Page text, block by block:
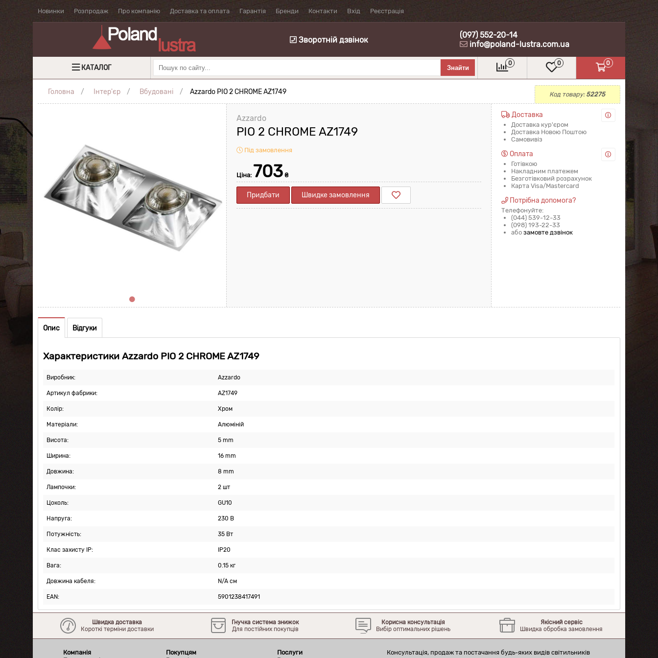
Новинки Розпродаж Про компанію Доставка та оплата Гарантія Бренди Контакти Вхід Реєстрація
Зворотній дзвінок
(097) 552-20-14
info@poland-lustra.com.ua
КАТАЛОГ
0 0 0
Головна Інтер'єр Вбудовані Azzardo PIO 2 CHROME AZ1749 Код товару: 52275
Azzardo
PIO 2 CHROME AZ1749
Під замовлення
Ціна: 703 ₴
Придбати Швидке замовлення
Доставка
Доставка кур'єром
Доставка Новою Поштою
Самовивіз
Оплата
Готівкою
Накладним платежем
Безготівковий розрахунок
Карта Visa/Mastercard
Потрібна допомога?
Телефонуйте:
(044) 539-12-33
(098) 193-22-33
або замовте дзвінок
Опис Відгуки
Характеристики Azzardo PIO 2 CHROME AZ1749
Виробник: Azzardo
Артикул фабрики: AZ1749
Колір: Хром
Матеріали: Алюміній
Висота: 5 mm
Ширина: 16 mm
Довжина: 8 mm
Лампочки: 2 шт
Цоколь: GU10
Напруга: 230 В
Потужність: 35 Вт
Клас захисту IP: IP20
Вага: 0.15 кг
Довжина кабеля: N/A см
EAN: 5901238417491
Швидка доставка
Короткі терміни доставки
Гнучка система знижок
Для постійних покупців
Корисна консультація
Вибір оптимальних рішень
Якісний сервіс
Швидка обробка замовлення
Компанія
Покупцям
Послуги
Консультація, продаж та постачання будь-яких видів світильників